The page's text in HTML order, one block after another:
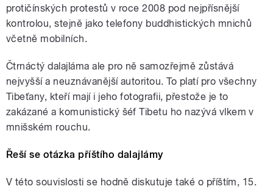
protičínských protestů v roce 2008 pod nejpřísnější
kontrolou, stejně jako telefony buddhistických mnichů
včetně mobilních.
Čtrnáctý dalajláma ale pro ně samozřejmě zůstává
nejvyšší a neuznávanější autoritou. To platí pro všechny
Tibeťany, kteří mají i jeho fotografii, přestože je to
zakázané a komunistický šéf Tibetu ho nazývá vlkem v
mnišském rouchu.
Řeší se otázka příštího dalajlámy
V této souvislosti se hodně diskutuje také o příštím, 15.